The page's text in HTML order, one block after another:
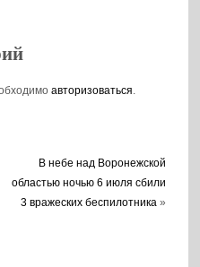
авторизоваться.
В небе над Воронежской
областью ночью 6 июля сбили
3 вражеских беспилотника »